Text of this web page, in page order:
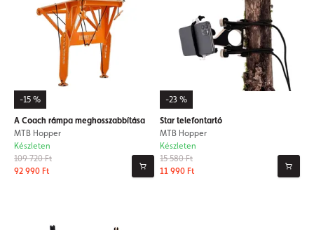
-15 %
A Coach rámpa meghosszabbítása
MTB Hopper
109 720 Ft
92 990 Ft
Készleten
-23 %
Star telefontartó
MTB Hopper
15 580 Ft
11 990 Ft
Készleten